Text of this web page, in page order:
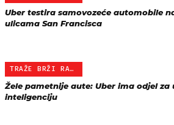
Uber testira samovozeće automobile
ulicama San Francisca
TRAŽE BRŽI RAZVOJ
Žele pametnije aute: Uber ima odjel za
inteligenciju